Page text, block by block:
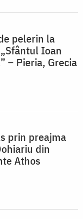
pelerin la
Ioan
– Pieria, Grecia
prin preajma
din
Athos